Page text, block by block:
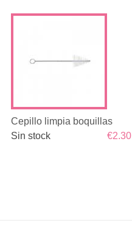
Cepillo limpia boquillas
€2.30
Sin stock